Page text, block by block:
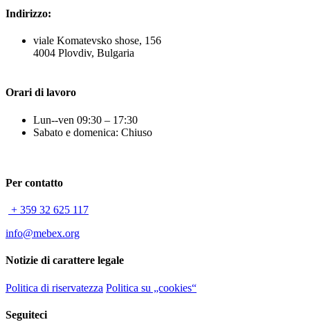
Indirizzo:
viale Komatevsko shose, 156
4004 Plovdiv, Bulgaria
Orari di lavoro
Lun--ven 09:30 – 17:30
Sabato e domenica: Chiuso
Per contatto
+ 359 32 625 117
info@mebex.org
Notizie di carattere legale
Politica di riservatezza Politica su „cookies“
Seguiteci